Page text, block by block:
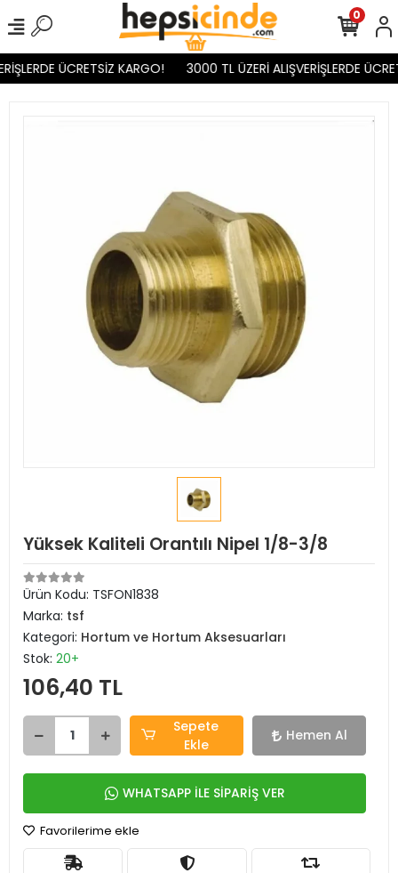
ÜCRETSİZ KARGO! 3000 TL ÜZERİ ALIŞVERİŞLERDE
0
Yüksek Kaliteli Orantılı Nipel 1/8-3/8
Ürün Kodu: TSFON1838
Marka: tsf
Kategori: Hortum ve Hortum Aksesuarları
Stok: 20+
106,40 TL
Sepete
Ekle
Hemen Al
WHATSAPP İLE SİPARİŞ VER
Favorilerime ekle